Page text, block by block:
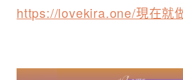
https://lovekira.one/現在就